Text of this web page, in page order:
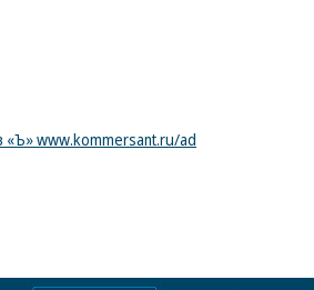
«Ъ» www.kommersant.ru/ad